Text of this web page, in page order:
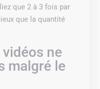
que 2 à 3 fois par
que la quantité
ne
malgré le